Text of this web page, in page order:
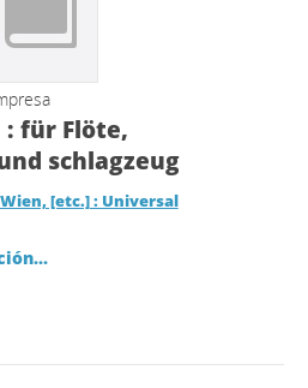
für Flöte,
schlagzeug
Wien, [etc.] : Universal